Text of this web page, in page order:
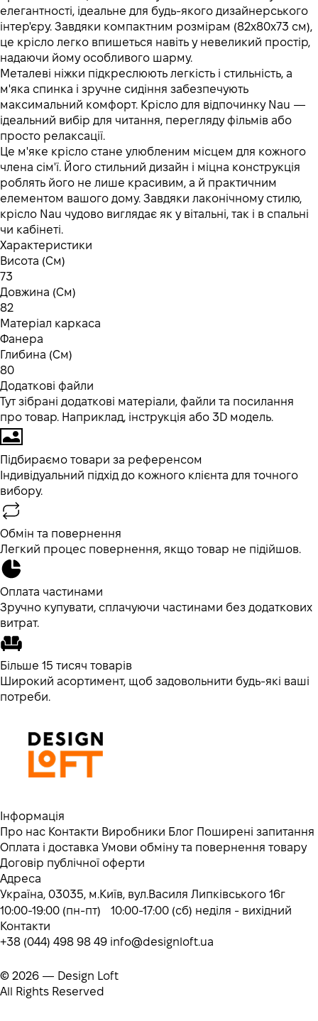
елегантності, ідеальне для будь-якого дизайнерського
інтер'єру. Завдяки компактним розмірам (82x80x73 см),
це крісло легко впишеться навіть у невеликий простір,
надаючи йому особливого шарму.
Металеві ніжки підкреслюють легкість і стильність, а
м'яка спинка і зручне сидіння забезпечують
максимальний комфорт. Крісло для відпочинку Nau —
ідеальний вибір для читання, перегляду фільмів або
просто релаксації.
Це м'яке крісло стане улюбленим місцем для кожного
члена сім'ї. Його стильний дизайн і міцна конструкція
роблять його не лише красивим, а й практичним
елементом вашого дому. Завдяки лаконічному стилю,
крісло Nau чудово виглядає як у вітальні, так і в спальні
чи кабінеті.
Характеристики
Висота (См)
73
Довжина (См)
82
Матеріал каркаса
Фанера
Глибина (См)
80
Додаткові файли
Тут зібрані додаткові матеріали, файли та посилання
про товар. Наприклад, інструкція або 3D модель.
Підбираємо товари за референсом
Індивідуальний підхід до кожного клієнта для точного
вибору.
Обмін та повернення
Легкий процес повернення, якщо товар не підійшов.
Оплата частинами
Зручно купувати, сплачуючи частинами без додаткових
витрат.
Більше 15 тисяч товарів
Широкий асортимент, щоб задовольнити будь-які ваші
потреби.
Інформація
Про нас Контакти Виробники Блог Поширені запитання
Оплата і доставка Умови обміну та повернення товару
Договір публічної оферти
Адреса
Україна, 03035, м.Київ, вул.Василя Липківського 16г
10:00-19:00 (пн-пт) 10:00-17:00 (сб) неділя - вихідний
Контакти
+38 (044) 498 98 49 info@designloft.ua
© 2026 — Design Loft
All Rights Reserved